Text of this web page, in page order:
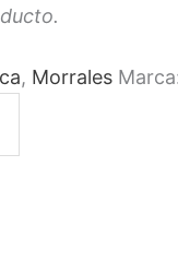
, Morrales